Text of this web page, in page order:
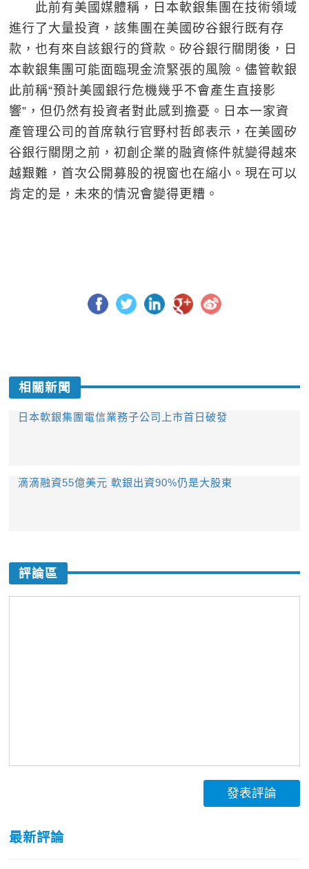
此前有美國媒體稱，日本軟銀集團在技術領域
進行了大量投資，該集團在美國矽谷銀行既有存
款，也有來自該銀行的貸款。矽谷銀行關閉後，日
本軟銀集團可能面臨現金流緊張的風險。儘管軟銀
此前稱“預計美國銀行危機幾乎不會產生直接影
響”，但仍然有投資者對此感到擔憂。日本一家資
產管理公司的首席執行官野村哲郎表示，在美國矽
谷銀行關閉之前，初創企業的融資條件就變得越來
越艱難，首次公開募股的視窗也在縮小。現在可以
肯定的是，未來的情況會變得更糟。
相關新聞
日本軟銀集團電信業務子公司上市首日破發
滴滴融資55億美元 軟銀出資90%仍是大股東
評論區
發表評論
最新評論